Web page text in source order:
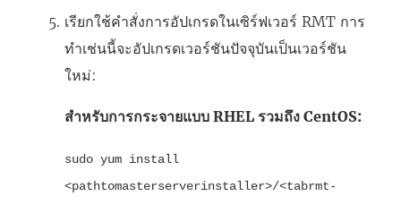
เรียกใช้คำสั่งการอัปเกรดในเซิร์ฟเวอร์ RMT การ
ทำเช่นนี้จะอัปเกรดเวอร์ชันปัจจุบันเป็นเวอร์ชัน
ใหม่:
สำหรับการกระจายแบบ RHEL รวมถึง CentOS:
sudo yum install
<pathtomasterserverinstaller>/<tabrmt-